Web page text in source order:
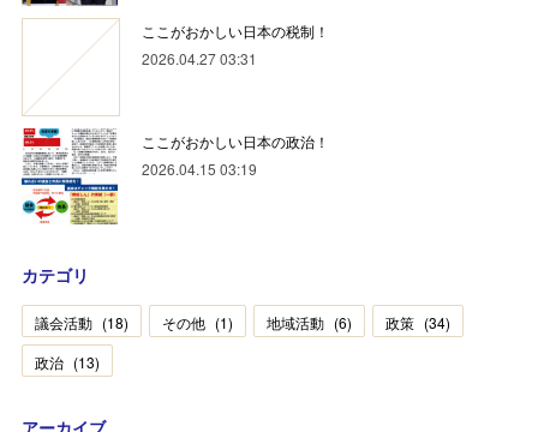
ここがおかしい日本の税制！
2026.04.27 03:31
ここがおかしい日本の政治！
2026.04.15 03:19
カテゴリ
議会活動 (18) その他 (1) 地域活動 (6) 政策 (34)
政治 (13)